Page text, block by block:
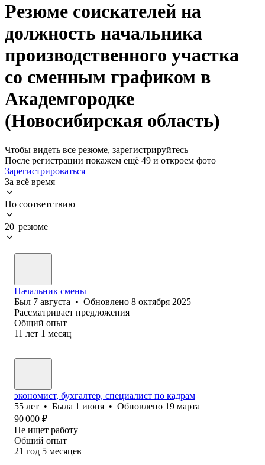
Резюме соискателей на
должность начальника
производственного участка
со сменным графиком в
Академгородке
(Новосибирская область)
Чтобы видеть все резюме, зарегистрируйтесь
После регистрации покажем ещё 49 и откроем фото
Зарегистрироваться
За всё время
По соответствию
20 резюме
Начальник смены
Был 7 августа • Обновлено 8 октября 2025
Рассматривает предложения
Общий опыт
11 лет 1 месяц
экономист, бухгалтер, специалист по кадрам
55 лет • Была 1 июня • Обновлено 19 марта
90 000 ₽
Не ищет работу
Общий опыт
21 год 5 месяцев